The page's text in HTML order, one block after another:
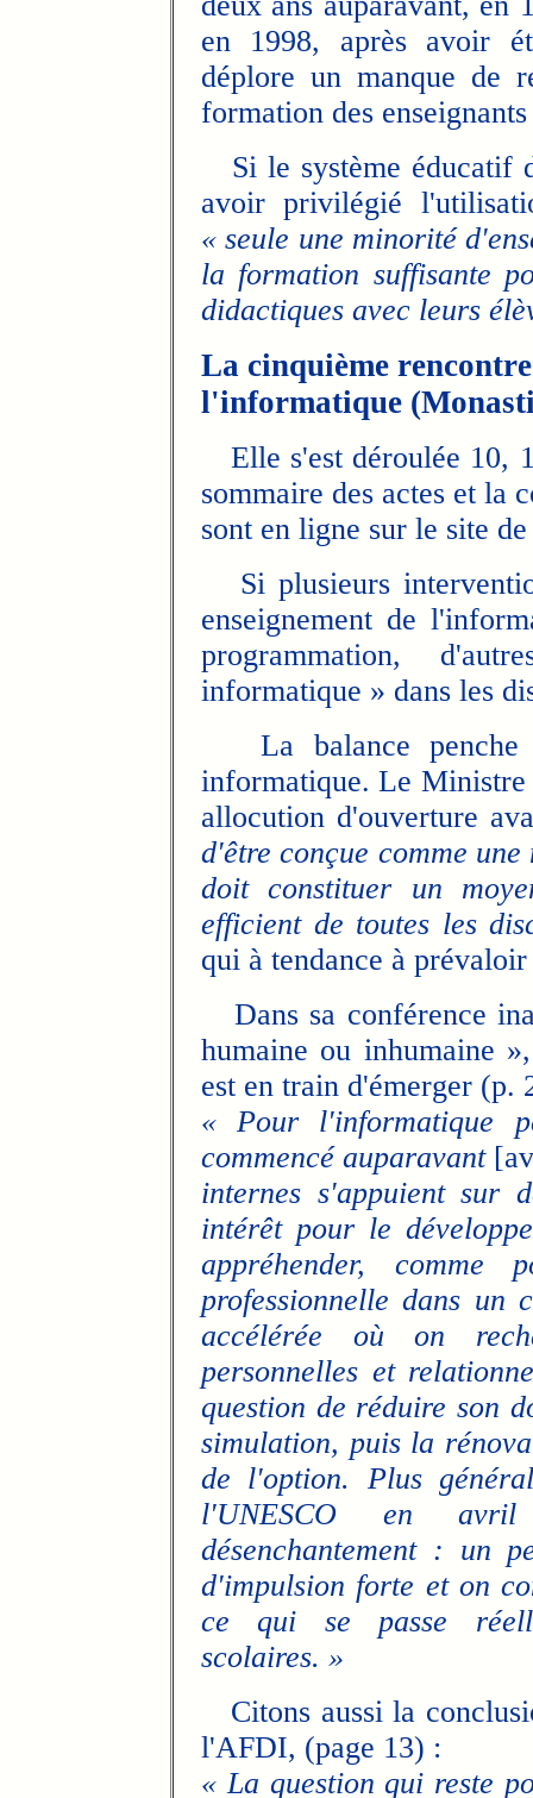
en 1998, après avoir
déplore un manque de
formation des
Si le système éducatif
avoir privilégié
« seule une minorité
la formation suffisante
didactiques avec leurs
La cinquième
l'informatique
Elle s'est déroulée 10,
sommaire des actes et la
sont en ligne sur le site
Si plusieurs
enseignement de
programmation,
informatique » dans les
La balance penche
informatique. Le Ministre
allocution d'ouverture
d'être conçue comme
doit constituer un
efficient de toutes les
qui à tendance à
Dans sa conférence
humaine ou inhumaine
est en train d'émerger (p.
« Pour l'informatique
commencé auparavant
internes s'appuient sur
intérêt pour le
appréhender,
professionnelle dans un
accélérée où on
personnelles et
question de réduire son
simulation, puis la
de l'option. Plus
l'UNESCO en
désenchantement : un
d'impulsion forte et on
ce qui se passe
scolaires. »
Citons aussi la
l'AFDI, (page 13) :
« La question qui reste